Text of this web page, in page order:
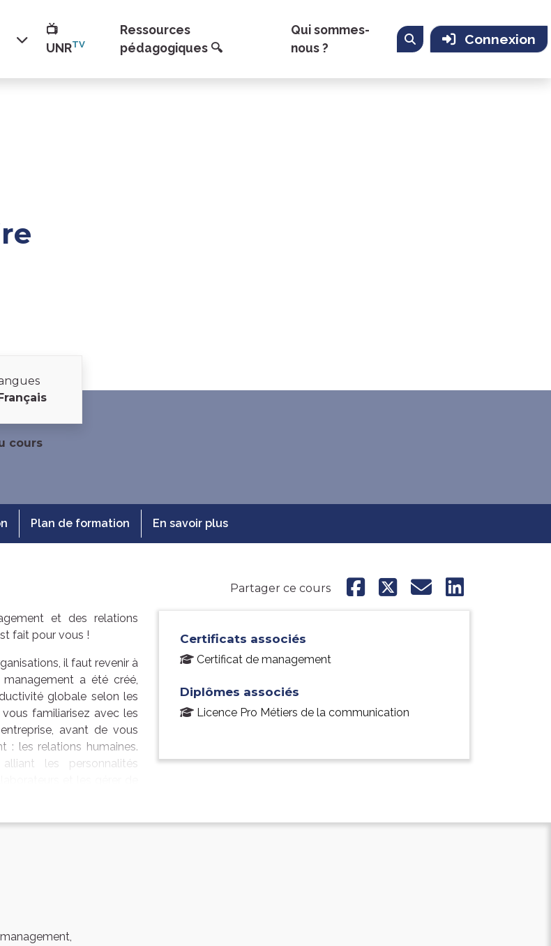
📺
UNRTV
Ressources
pédagogiques 🔍
Qui sommes-
nous ?
Connexion
cours
Plan de formation En savoir plus
et des relations
fait pour vous !
il faut revenir à
a été créé,
globale selon les
familiarisez avec les
avant de vous
: les relations humaines.
les personnalités
?
Partager ce cours
Certificats associés
Certificat de management
Diplômes associés
Licence Pro Métiers de la communication